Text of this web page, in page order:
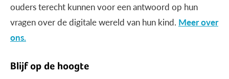
ouders terecht kunnen voor een antwoord op hun
vragen over de digitale wereld van hun kind. Meer over
ons.
Blijf op de hoogte